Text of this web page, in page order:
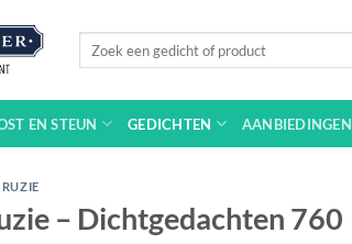
EN STEUN GEDICHTEN AANBIEDINGEN
RUZIE
– Dichtgedachten 760